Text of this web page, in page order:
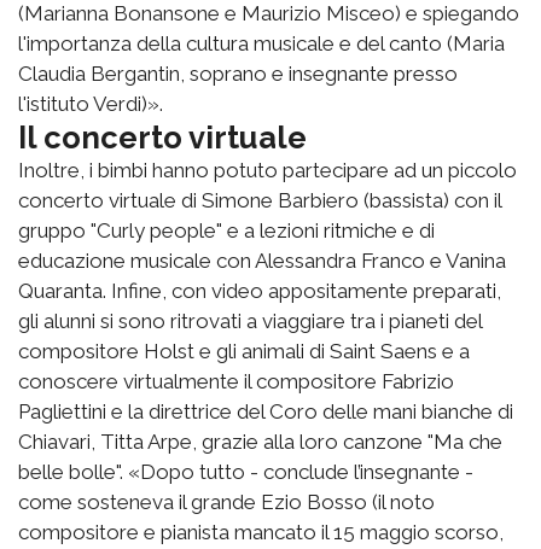
(Marianna Bonansone e Maurizio Misceo) e spiegando
l'importanza della cultura musicale e del canto (Maria
Claudia Bergantin, soprano e insegnante presso
l'istituto Verdi)».
Il concerto virtuale
Inoltre, i bimbi hanno potuto partecipare ad un piccolo
concerto virtuale di Simone Barbiero (bassista) con il
gruppo "Curly people" e a lezioni ritmiche e di
educazione musicale con Alessandra Franco e Vanina
Quaranta. Infine, con video appositamente preparati,
gli alunni si sono ritrovati a viaggiare tra i pianeti del
compositore Holst e gli animali di Saint Saens e a
conoscere virtualmente il compositore Fabrizio
Pagliettini e la direttrice del Coro delle mani bianche di
Chiavari, Titta Arpe, grazie alla loro canzone "Ma che
belle bolle". «Dopo tutto - conclude l’insegnante -
come sosteneva il grande Ezio Bosso (il noto
compositore e pianista mancato il 15 maggio scorso,